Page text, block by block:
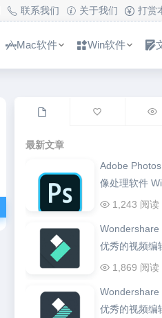
联系我们 关于我们 打赏
Mac软件 Win软件
最新文章
Adobe
像处理软件
1,243 阅读
优秀的视频编
1,869 阅读
优秀的视频编